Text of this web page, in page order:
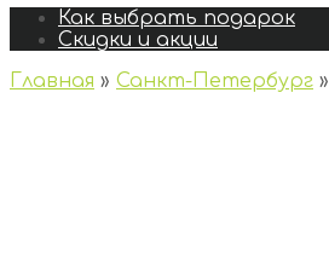
Как выбрать подарок
Скидки и акции
Главная » Санкт-Петербург »